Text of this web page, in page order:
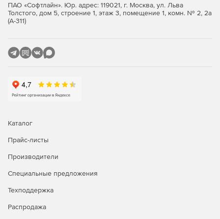
ПАО «Софтлайн». Юр. адрес: 119021, г. Москва, ул. Льва
Толстого, дом 5, строение 1, этаж 3, помещение 1, комн. № 2, 2а
(А-311)
Каталог
Прайс-листы
Производители
Специальные предложения
Техподдержка
Распродажа